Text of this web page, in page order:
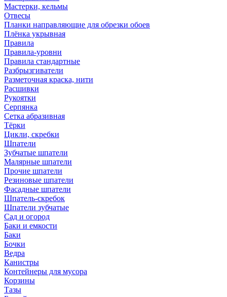
Мастерки, кельмы
Отвесы
Планки направляющие для обрезки обоев
Плёнка укрывная
Правила
Правила-уровни
Правила стандартные
Разбрызгиватели
Разметочная краска, нити
Расшивки
Рукоятки
Серпянка
Сетка абразивная
Тёрки
Цикли, скребки
Шпатели
Зубчатые шпатели
Малярные шпатели
Прочие шпатели
Резиновые шпатели
Фасадные шпатели
Шпатель-скребок
Шпатели зубчатые
Сад и огород
Баки и емкости
Баки
Бочки
Ведра
Канистры
Контейнеры для мусора
Корзины
Тазы